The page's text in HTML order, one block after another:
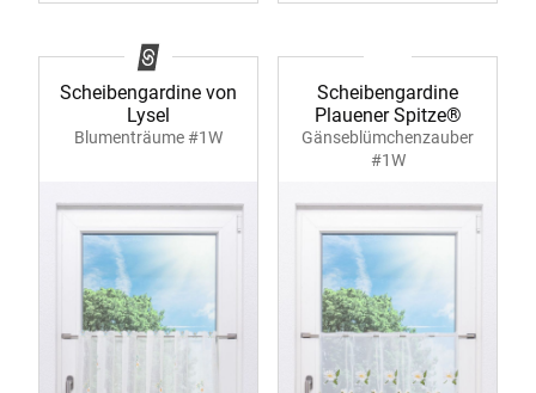
Scheibengardine von
Lysel
Blumenträume #1W
Scheibengardine
Plauener Spitze®
Gänseblümchenzauber
#1W